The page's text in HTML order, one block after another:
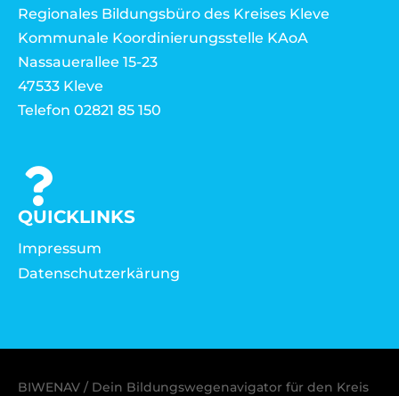
Regionales Bildungsbüro des Kreises Kleve
Kommunale Koordinierungsstelle KAoA
Nassauerallee 15-23
47533 Kleve
Telefon 02821 85 150
QUICKLINKS
Impressum
Datenschutzerkärung
BIWENAV / Dein Bildungswegenavigator für den Kreis